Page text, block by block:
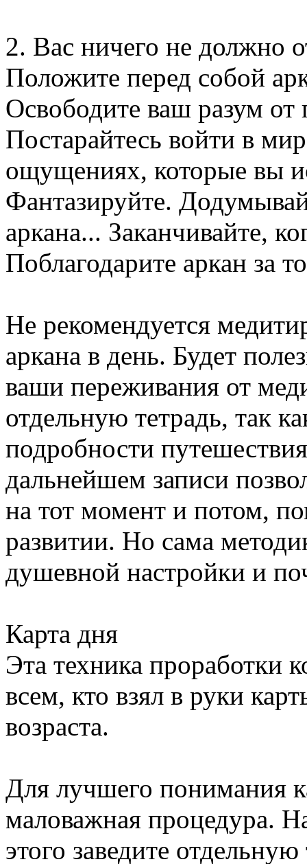
2. Вас ничего не должно
Положите перед собой
Освободите ваш разум
Постарайтесь войти в
ощущениях, которые вы
Фантазируйте.
аркана... Заканчивайте,
Поблагодарите аркан за
Не рекомендуется
аркана в день. Будет
ваши переживания от
отдельную тетрадь, так
подробности
дальнейшем записи
на тот момент и потом,
развитии. Но сама
душевной настройки и
Карта дня
Эта техника проработки
всем, кто взял в руки
возраста.
Для лучшего понимания
маловажная процедура.
этого заведите